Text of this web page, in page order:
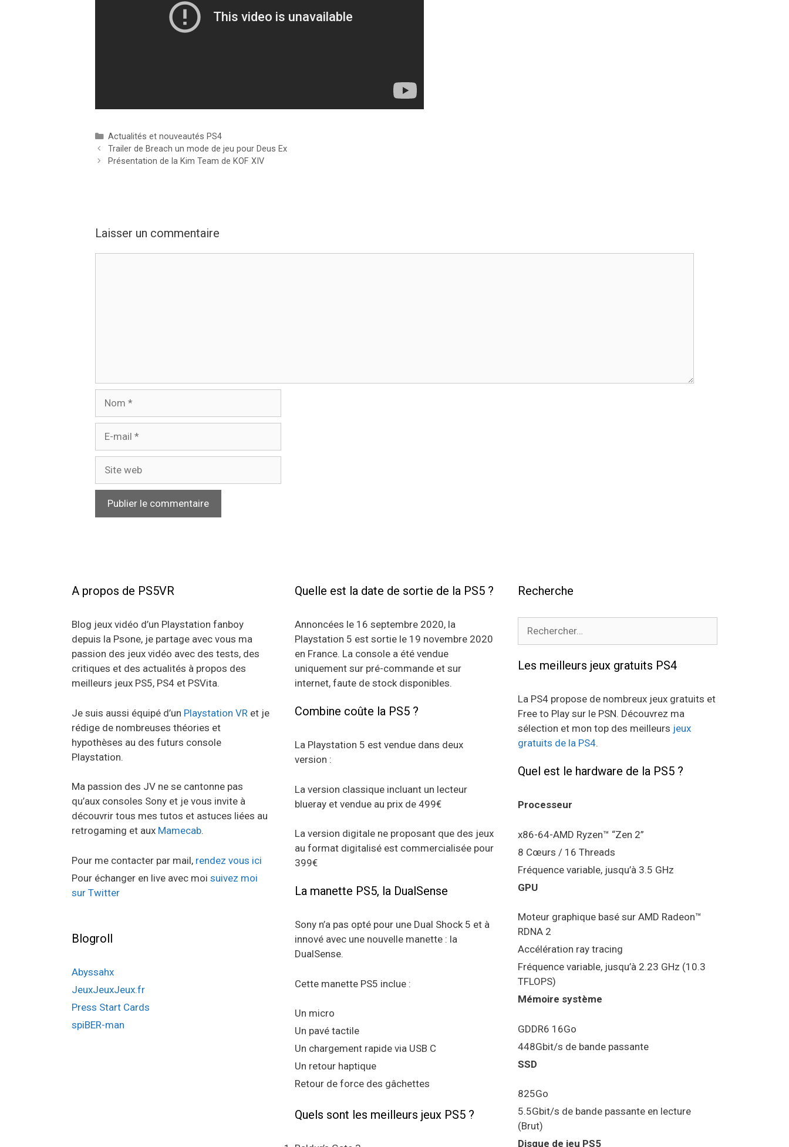
Catégories
Actualités et nouveautés PS4
Trailer de Breach un mode de jeu pour Deus Ex
Présentation de la Kim Team de KOF XIV
Laisser un commentaire
A propos de PS5VR
Blog jeux vidéo d’un Playstation fanboy
depuis la Psone, je partage avec vous ma
passion des jeux vidéo avec des tests, des
critiques et des actualités à propos des
meilleurs jeux PS5, PS4 et PSVita.
Je suis aussi équipé d’un Playstation VR et je
rédige de nombreuses théories et
hypothèses au des futurs console
Playstation.
Ma passion des JV ne se cantonne pas
qu’aux consoles Sony et je vous invite à
découvrir tous mes tutos et astuces liées au
retrogaming et aux Mamecab.
Pour me contacter par mail, rendez vous ici
Pour échanger en live avec moi suivez moi
sur Twitter
Blogroll
Abyssahx
JeuxJeuxJeux.fr
Press Start Cards
spiBER-man
Quelle est la date de sortie de la PS5 ?
Annoncées le 16 septembre 2020, la
Playstation 5 est sortie le 19 novembre 2020
en France. La console a été vendue
uniquement sur pré-commande et sur
internet, faute de stock disponibles.
Combine coûte la PS5 ?
La Playstation 5 est vendue dans deux
version :
La version classique incluant un lecteur
blueray et vendue au prix de 499€
La version digitale ne proposant que des jeux
au format digitalisé est commercialisée pour
399€
La manette PS5, la DualSense
Sony n’a pas opté pour une Dual Shock 5 et à
innové avec une nouvelle manette : la
DualSense.
Cette manette PS5 inclue :
Un micro
Un pavé tactile
Un chargement rapide via USB C
Un retour haptique
Retour de force des gâchettes
Quels sont les meilleurs jeux PS5 ?
Recherche
Les meilleurs jeux gratuits PS4
La PS4 propose de nombreux jeux gratuits et
Free to Play sur le PSN. Découvrez ma
sélection et mon top des meilleurs jeux
gratuits de la PS4.
Quel est le hardware de la PS5 ?
Processeur
x86-64-AMD Ryzen™ “Zen 2”
8 Cœurs / 16 Threads
Fréquence variable, jusqu’à 3.5 GHz
GPU
Moteur graphique basé sur AMD Radeon™
RDNA 2
Accélération ray tracing
Fréquence variable, jusqu’à 2.23 GHz (10.3
TFLOPS)
Mémoire système
GDDR6 16Go
448Gbit/s de bande passante
SSD
825Go
5.5Gbit/s de bande passante en lecture
(Brut)
Disque de jeu PS5